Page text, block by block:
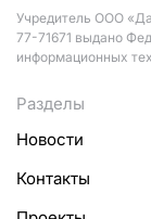
Учредитель ООО
77-71671 выдано
информационных
Разделы
Новости
Контакты